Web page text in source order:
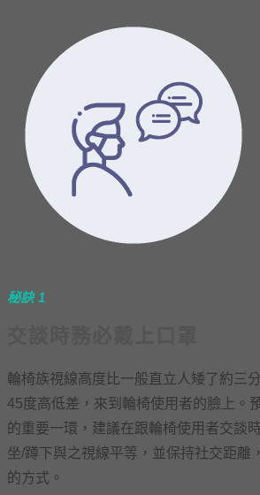
秘訣 1
輪椅族視線高度比一般直立人矮了約三
45度高低差，來到輪椅使用者的臉上。
的重要一環，建議在跟輪椅使用者交談
坐/蹲下與之視線平等，並保持社交距離
的方式。